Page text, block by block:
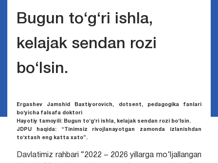
Bugun to‘g‘ri ishla,
kelajak sendan rozi
bo‘lsin.
Ergashev Jamshid Baxtiyorovich, dotsent, pedagogika fanlari
bo‘yicha falsafa doktori
Hayotiy tamoyili: Bugun to‘g‘ri ishla, kelajak sendan rozi bo‘lsin.
JDPU haqida: “Tinimsiz rivojlanayotgan zamonda izlanishdan
to‘xtash eng katta xato”.
Davlatimiz rahbari “2022 – 2026 yillarga mo‘ljallangan